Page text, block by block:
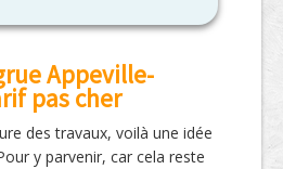
Appeville-
pas cher
des travaux, voilà une idée
y parvenir, car cela reste